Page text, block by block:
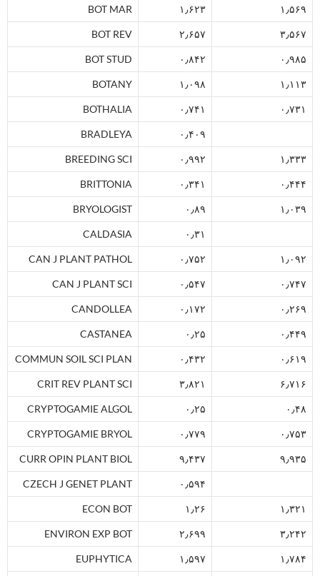
۱٫۵۶۹ ۱٫۶۲۳ BOT MAR
۳٫۵۶۷ ۲٫۶۵۷ BOT REV
۰٫۹۸۵ ۰٫۸۴۲ BOT STUD
۱٫۱۱۳ ۱٫۰۹۸ BOTANY
۰٫۷۳۱ ۰٫۷۴۱ BOTHALIA
۰٫۴۰۹ BRADLEYA
۱٫۳۳۳ ۰٫۹۹۲ BREEDING SCI
۰٫۴۴۴ ۰٫۳۴۱ BRITTONIA
۱٫۰۳۹ ۰٫۸۹ BRYOLOGIST
۰٫۳۱ CALDASIA
۱٫۰۹۲ ۰٫۷۵۲ CAN J PLANT PATHOL
۰٫۷۴۷ ۰٫۵۴۷ CAN J PLANT SCI
۰٫۲۶۹ ۰٫۱۷۲ CANDOLLEA
۰٫۴۴۹ ۰٫۲۵ CASTANEA
۰٫۶۱۹ ۰٫۴۳۲ COMMUN SOIL SCI PLAN
۶٫۷۱۶ ۳٫۸۲۱ CRIT REV PLANT SCI
۰٫۴۸ ۰٫۲۵ CRYPTOGAMIE ALGOL
۰٫۷۵۳ ۰٫۷۷۹ CRYPTOGAMIE BRYOL
۹٫۹۳۵ ۹٫۴۳۷ CURR OPIN PLANT BIOL
۰٫۵۹۴ CZECH J GENET PLANT
۱٫۳۲۱ ۱٫۲۶ ECON BOT
۳٫۲۴۲ ۲٫۶۹۹ ENVIRON EXP BOT
۱٫۷۸۴ ۱٫۵۹۷ EUPHYTICA